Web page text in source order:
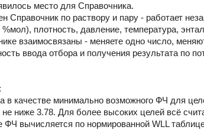
место для Справочника.
Справочник по раствору и пару - работает
плотность, давление, температура,
взаимосвязаны - меняете одно число,
ввода отбора и получения результата по
в качестве минимально возможного ФЧ для
ниже 3.78. Для более высоких целей всё
вычисляется по нормированной WLL